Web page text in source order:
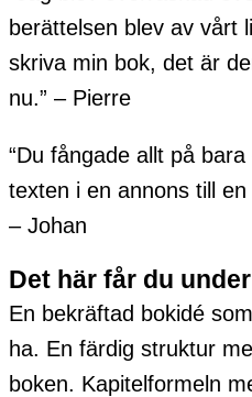
berättelsen blev av vårt
skriva min bok, det är
nu.” – Pierre
“Du fångade allt på
texten i en annons till en
– Johan
Det här får du
En bekräftad bokidé
ha. En färdig struktur
boken. Kapitelformeln